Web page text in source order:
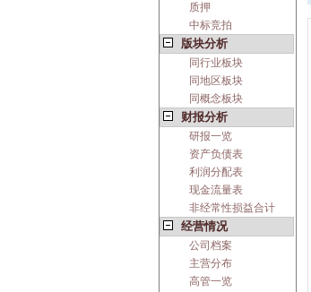
质押
中标竞拍
版块分析
同行业板块
同地区板块
同概念板块
财报分析
研报一览
资产负债表
利润分配表
现金流量表
非经常性损益合计
经营情况
公司档案
主营分布
高管一览